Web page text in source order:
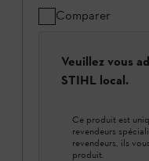
Comparer
Veuillez vous
STIHL local.
Ce produit est
revendeurs
revendeurs, ils
produit.